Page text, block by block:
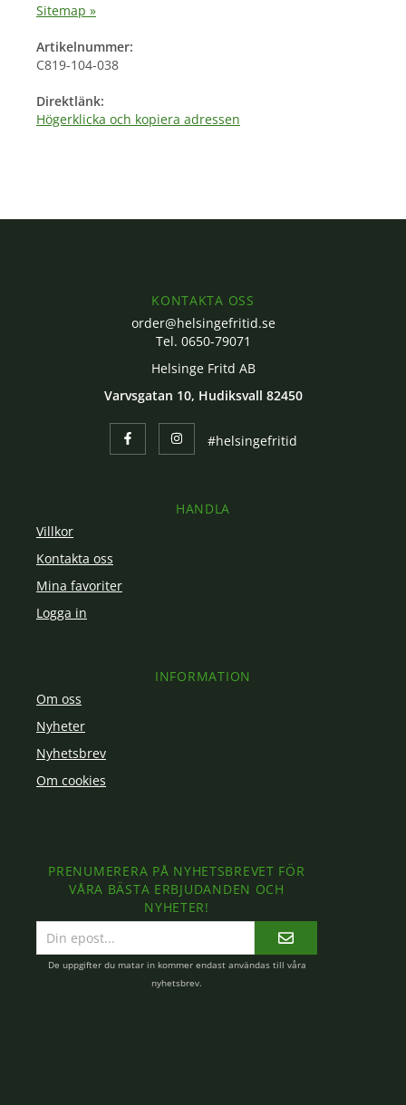
Sitemap »
Artikelnummer:
C819-104-038
Direktlänk:
Högerklicka och kopiera adressen
KONTAKTA OSS
order@helsingefritid.se
Tel. 0650-79071
Helsinge Fritd AB
Varvsgatan 10, Hudiksvall 82450
#helsingefritid
HANDLA
Villkor
Kontakta oss
Mina favoriter
Logga in
INFORMATION
Om oss
Nyheter
Nyhetsbrev
Om cookies
PRENUMERERA PÅ NYHETSBREVET FÖR
VÅRA BÄSTA ERBJUDANDEN OCH
NYHETER!
postadress
De uppgifter du matar in kommer endast användas till våra
nyhetsbrev.